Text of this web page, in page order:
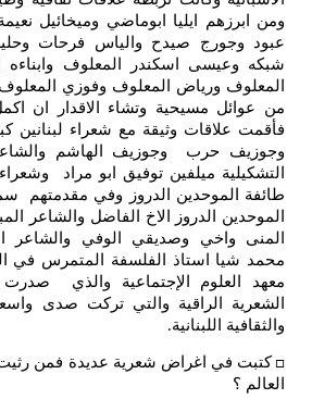
ومن ابرزهم ايليا ابوماضي وميخائيل
عبود وجورج صيدح والياس فرحات
شبكه وعيسى اسكندر المعلوف وابناءه
المعلوف ورياض المعلوف وفوزي
من عوائل مسيحية وتشاء الاقدار ان
فأقمت علاقات وثيقة مع شعراء لبنانين
وجوزيف حرب وجوزيف الهاشم
التشكيلية ميلفين توفيق ابو مراد
طائفة الموحدين الدروز وفي مقدمتهم
الموحدين الدروز الاخ الفاضل والشاعر
المنى واخي وصديقي الوفي والشاعر
محمد شيا استاذ الفلسفة المتمرس في
معهد العلوم الإجتماعية والذي
الشعرية الراقية والتي تركت صدى
والثقافية اللبنانية.
□ كتبت في اغراض شعرية عديدة فمن
العالم ؟